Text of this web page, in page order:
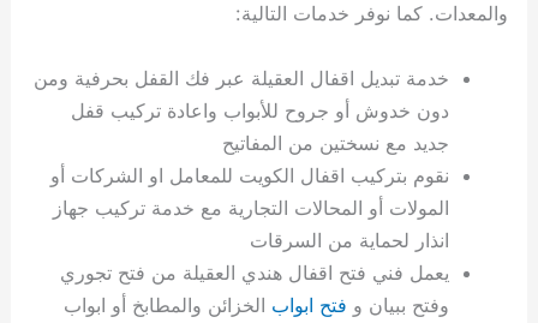
والمعدات. كما نوفر خدمات التالية:
خدمة تبديل اقفال العقيلة عبر فك القفل بحرفية ومن
دون خدوش أو جروح للأبواب واعادة تركيب قفل
جديد مع نسختين من المفاتيح
نقوم بتركيب اقفال الكويت للمعامل او الشركات أو
المولات أو المحالات التجارية مع خدمة تركيب جهاز
انذار لحماية من السرقات
يعمل فني فتح اقفال هندي العقيلة من فتح تجوري
وفتح ببيان و فتح ابواب الخزائن والمطابخ أو ابواب